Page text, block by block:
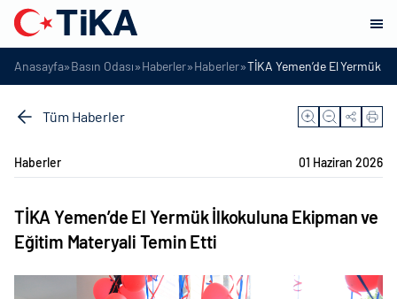
Anasayfa»Basın Odası»Haberler»Haberler»TİKA Yemen’de El Yermük
Tüm Haberler
Haberler 01 Haziran 2026
TİKA Yemen’de El Yermük İlkokuluna Ekipman ve
Eğitim Materyali Temin Etti